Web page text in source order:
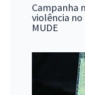
Campanha
violência no
MUDE